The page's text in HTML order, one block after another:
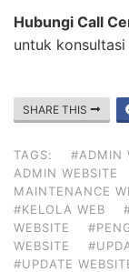
Hubungi Call
untuk konsultasi
SHARE THIS
TAGS: #ADMIN
ADMIN WEBSITE
MAINTENANCE
#KELOLA WEB
WEBSITE
WEBSITE
#UPDATE